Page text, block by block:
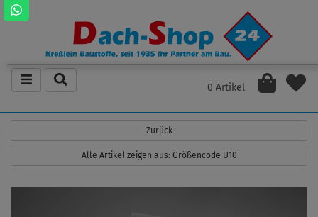
0 Artikel
Zurück
Alle Artikel zeigen aus: Größencode U10